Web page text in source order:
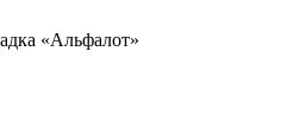
«Альфалот»